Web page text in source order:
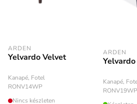
ARDEN
Yelvardo Velvet
Kanapé, Fotel
RONV14WP
Nincs készleten
ARDEN
Kanapé,
RONV19WP